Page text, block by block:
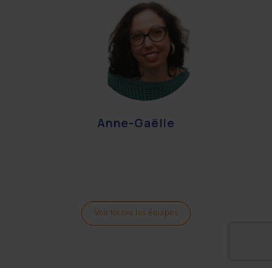
Anne-Gaëlle
Voir toutes les équipes